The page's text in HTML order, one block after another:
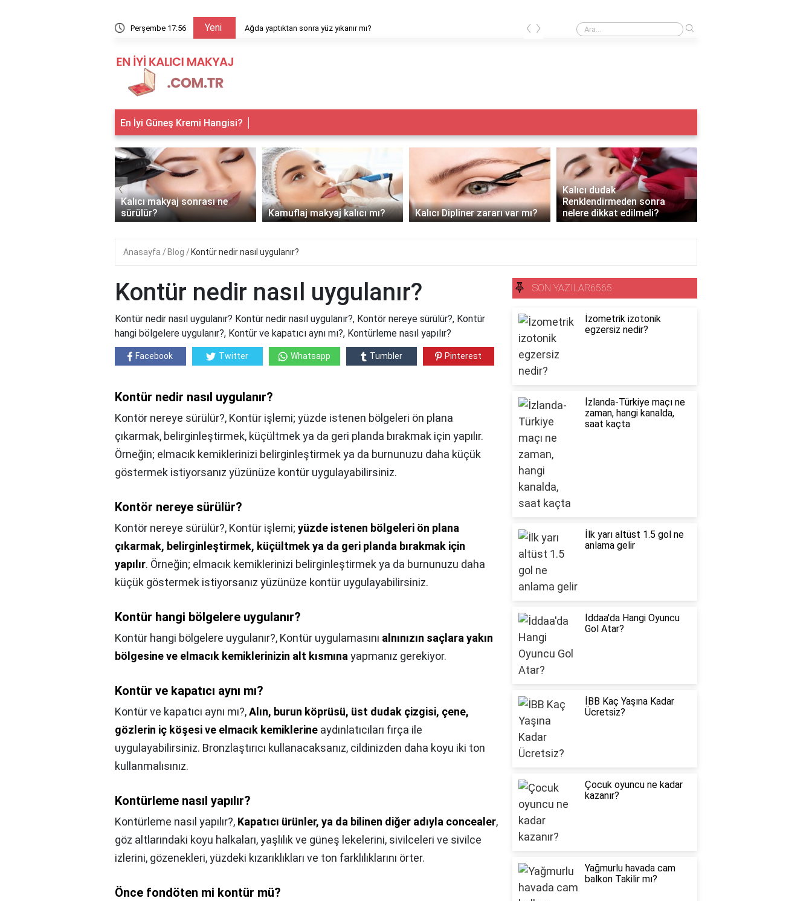
Perşembe 17:56 Yeni Ağda yaptıktan sonra yüz yıkanır mı? Iple kaş alma acıtır mı?
‹ ›
En İyi Güneş Kremi Hangisi?
Kalıcı makyaj sonrası ne
sürülür?
Kamuflaj makyaj kalıcı mı? Kalıcı Dipliner zararı var mı?
Kalıcı dudak
Renklendirmeden sonra
nelere dikkat edilmeli?
‹ ›
Anasayfa Blog Kontür nedir nasıl uygulanır?
Kontür nedir nasıl uygulanır?
Kontür nedir nasıl uygulanır? Kontür nedir nasıl uygulanır?, Kontör nereye sürülür?, Kontür
hangi bölgelere uygulanır?, Kontür ve kapatıcı aynı mı?, Kontürleme nasıl yapılır?
Facebook Twitter Whatsapp Tumbler Pinterest
Kontür nedir nasıl uygulanır?
Kontör nereye sürülür?, Kontür işlemi; yüzde istenen bölgeleri ön plana
çıkarmak, belirginleştirmek, küçültmek ya da geri planda bırakmak için yapılır.
Örneğin; elmacık kemiklerinizi belirginleştirmek ya da burnunuzu daha küçük
göstermek istiyorsanız yüzünüze kontür uygulayabilirsiniz.
Kontör nereye sürülür?
Kontör nereye sürülür?, Kontür işlemi; yüzde istenen bölgeleri ön plana
çıkarmak, belirginleştirmek, küçültmek ya da geri planda bırakmak için
yapılır. Örneğin; elmacık kemiklerinizi belirginleştirmek ya da burnunuzu daha
küçük göstermek istiyorsanız yüzünüze kontür uygulayabilirsiniz.
Kontür hangi bölgelere uygulanır?
Kontür hangi bölgelere uygulanır?, Kontür uygulamasını alnınızın saçlara yakın
bölgesine ve elmacık kemiklerinizin alt kısmınayapmanız gerekiyor.
Kontür ve kapatıcı aynı mı?
Kontür ve kapatıcı aynı mı?,Alın, burun köprüsü, üst dudak çizgisi, çene,
gözlerin iç köşesi ve elmacık kemiklerine aydınlatıcıları fırça ile
uygulayabilirsiniz. Bronzlaştırıcı kullanacaksanız, cildinizden daha koyu iki ton
kullanmalısınız.
Kontürleme nasıl yapılır?
Kontürleme nasıl yapılır?, Kapatıcı ürünler, ya da bilinen diğer adıyla concealer,
göz altlarındaki koyu halkaları, yaşlılık ve güneş lekelerini, sivilceleri ve sivilce
izlerini, gözenekleri, yüzdeki kızarıklıkları ve ton farklılıklarını örter.
Önce fondöten mi kontür mü?
SON YAZILAR6565
İzometrik izotonik
egzersiz nedir?
İzlanda-Türkiye maçı ne
zaman, hangi kanalda,
saat kaçta
İlk yarı altüst 1.5 gol ne
anlama gelir
İddaa'da Hangi Oyuncu
Gol Atar?
İBB Kaç Yaşına Kadar
Ücretsiz?
Çocuk oyuncu ne kadar
kazanır?
Yağmurlu havada cam
balkon Takilir mı?